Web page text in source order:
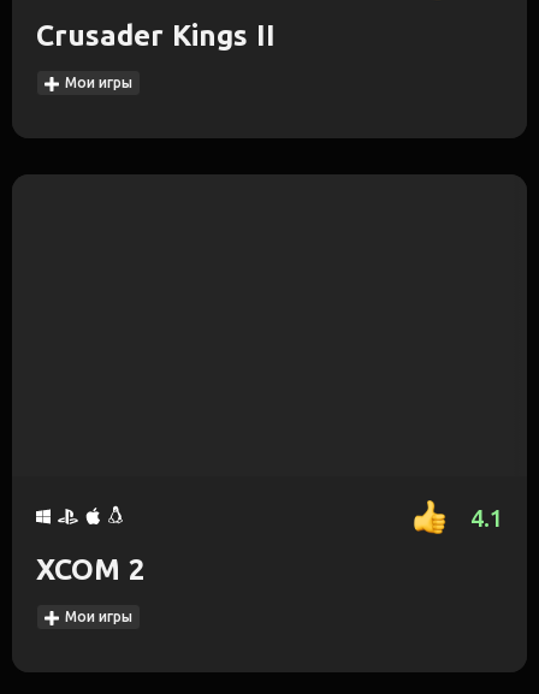
Crusader Kings II
Мои игры
4.1
XCOM 2
Мои игры